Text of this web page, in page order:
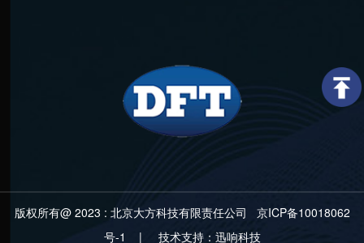
版权所有@ 2023 : 北京大方科技有限责任公司
京ICP备10018062
号-1
| 技术支持：迅响科技